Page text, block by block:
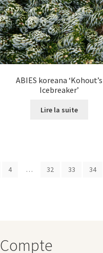
la
ABIES koreana ‘Kohout’s
Icebreaker’
Lire la suite
4 … 32 33 34
Compte